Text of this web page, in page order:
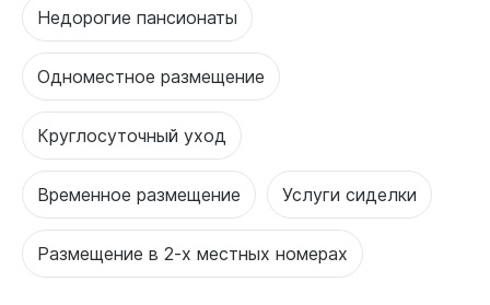
Недорогие пансионаты
Одноместное размещение
Круглосуточный уход
Временное размещение Услуги сиделки
Размещение в 2-х местных номерах